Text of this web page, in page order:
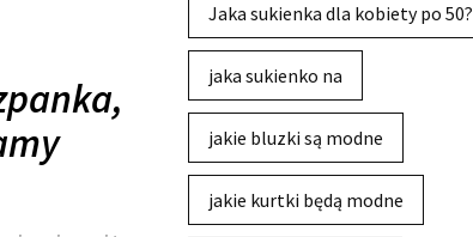
Jaka sukienka dla kobiety po 50?
jaka sukienko na
jakie bluzki są modne
jakie kurtki będą modne